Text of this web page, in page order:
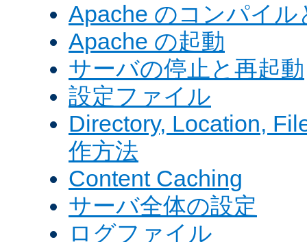
Apache のコンパイ
Apache の起動
サーバの停止と再起動
設定ファイル
Directory, Location,
作方法
Content Caching
サーバ全体の設定
ログファイル